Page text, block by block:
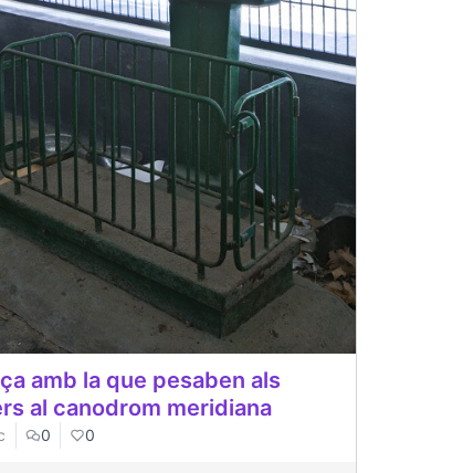
amb la que pesaben als
al canodrom meridiana
0 0